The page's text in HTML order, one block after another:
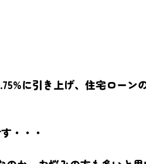
に引き上げ、住宅ロー
・・・